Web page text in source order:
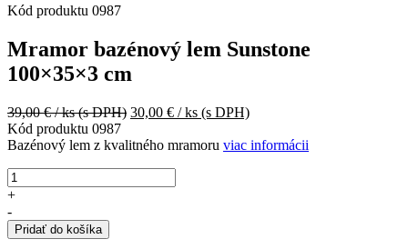
Kód produktu 0987
Mramor bazénový lem Sunstone
100×35×3 cm
39,00€/ ks(s DPH) Pôvodná
bola:
30,00 € / ks (s DPH)Aktuálna
je:
Kód produktu 0987
Bazénový lem z kvalitného mramoru viac informácii
množstvo
Mramor
lem
Sunstone
+
-
Pridať do košíka